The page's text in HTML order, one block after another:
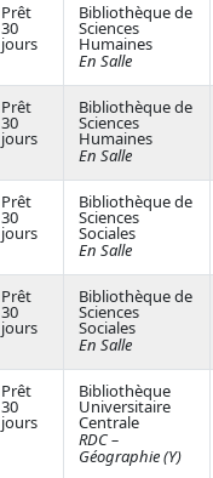
Prêt
30
jours
Bibliothèque de
Sciences
Humaines
En Salle
Prêt
30
jours
Bibliothèque de
Sciences
Humaines
En Salle
Prêt
30
jours
Bibliothèque de
Sciences
Sociales
En Salle
Prêt
30
jours
Bibliothèque de
Sciences
Sociales
En Salle
Prêt
30
jours
Bibliothèque
Universitaire
Centrale
RDC –
Géographie (Y)